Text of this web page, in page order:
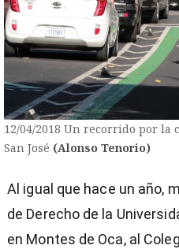
12/04/2018 Un recorrido por la
San José (Alonso Tenorio)
Al igual que hace un año,
de Derecho de la
en Montes de Oca, al